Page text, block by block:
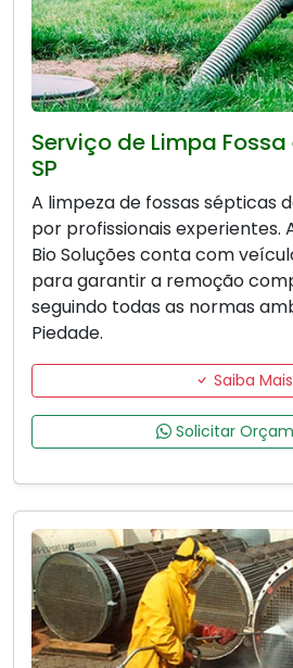
Serviço de Limpa
SP
A limpeza de fossas sépticas
por profissionais experientes.
Bio Soluções conta com
para garantir a remoção
seguindo todas as normas
Piedade.
Saiba Mais
Solicitar